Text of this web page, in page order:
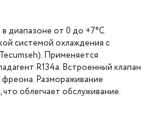
диапазоне от 0 до +7°С
системой охлаждения с
Применяется
R134a. Встроенный клапан
Размораживание
облегчает обслуживание.